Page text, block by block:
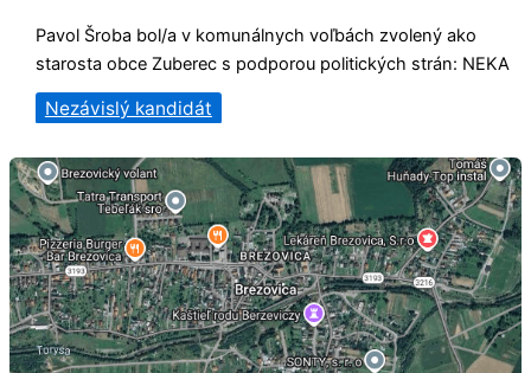
Pavol Šroba bol/a v komunálnych voľbách zvolený ako
starosta obce Zuberec s podporou politických strán: NEKA
Nezávislý kandidát